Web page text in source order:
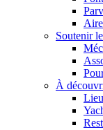
Soutenir
À